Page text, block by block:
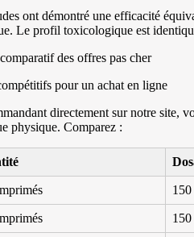
ont démontré une efficacité
Le profil toxicologique est
des offres pas cher
pour un achat en ligne
directement sur notre site,
physique. Comparez :